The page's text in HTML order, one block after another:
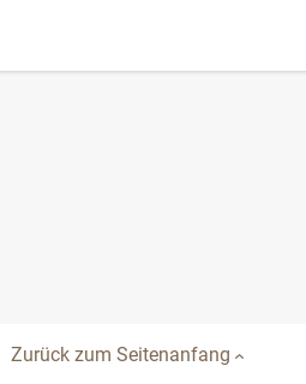
Zurück zum Seitenanfang